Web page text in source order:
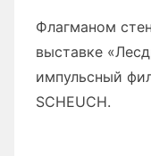
Флагманом
выставке
импульсный
SCHEUCH.